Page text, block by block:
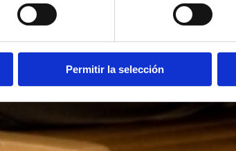
Permitir la selección